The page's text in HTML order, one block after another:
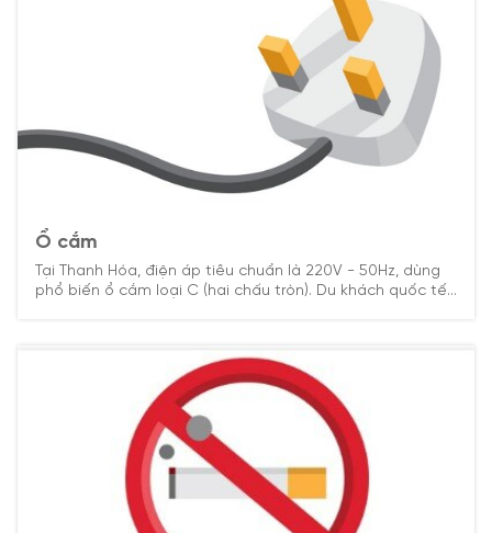
Ổ cắm
Tại Thanh Hóa, điện áp tiêu chuẩn là 220V - 50Hz, dùng
phổ biến ổ cắm loại C (hai chấu tròn). Du khách quốc tế